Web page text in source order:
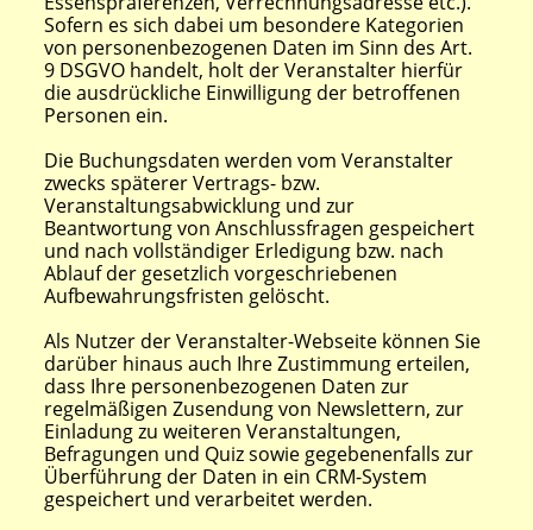
Sofern es sich dabei um besondere Kategorien
von personenbezogenen Daten im Sinn des Art.
9 DSGVO handelt, holt der Veranstalter hierfür
die ausdrückliche Einwilligung der betroffenen
Personen ein.
Die Buchungsdaten werden vom Veranstalter
zwecks späterer Vertrags- bzw.
Veranstaltungsabwicklung und zur
Beantwortung von Anschlussfragen gespeichert
und nach vollständiger Erledigung bzw. nach
Ablauf der gesetzlich vorgeschriebenen
Aufbewahrungsfristen gelöscht.
Als Nutzer der Veranstalter-Webseite können Sie
darüber hinaus auch Ihre Zustimmung erteilen,
dass Ihre personenbezogenen Daten zur
regelmäßigen Zusendung von Newslettern, zur
Einladung zu weiteren Veranstaltungen,
Befragungen und Quiz sowie gegebenenfalls zur
Überführung der Daten in ein CRM-System
gespeichert und verarbeitet werden.